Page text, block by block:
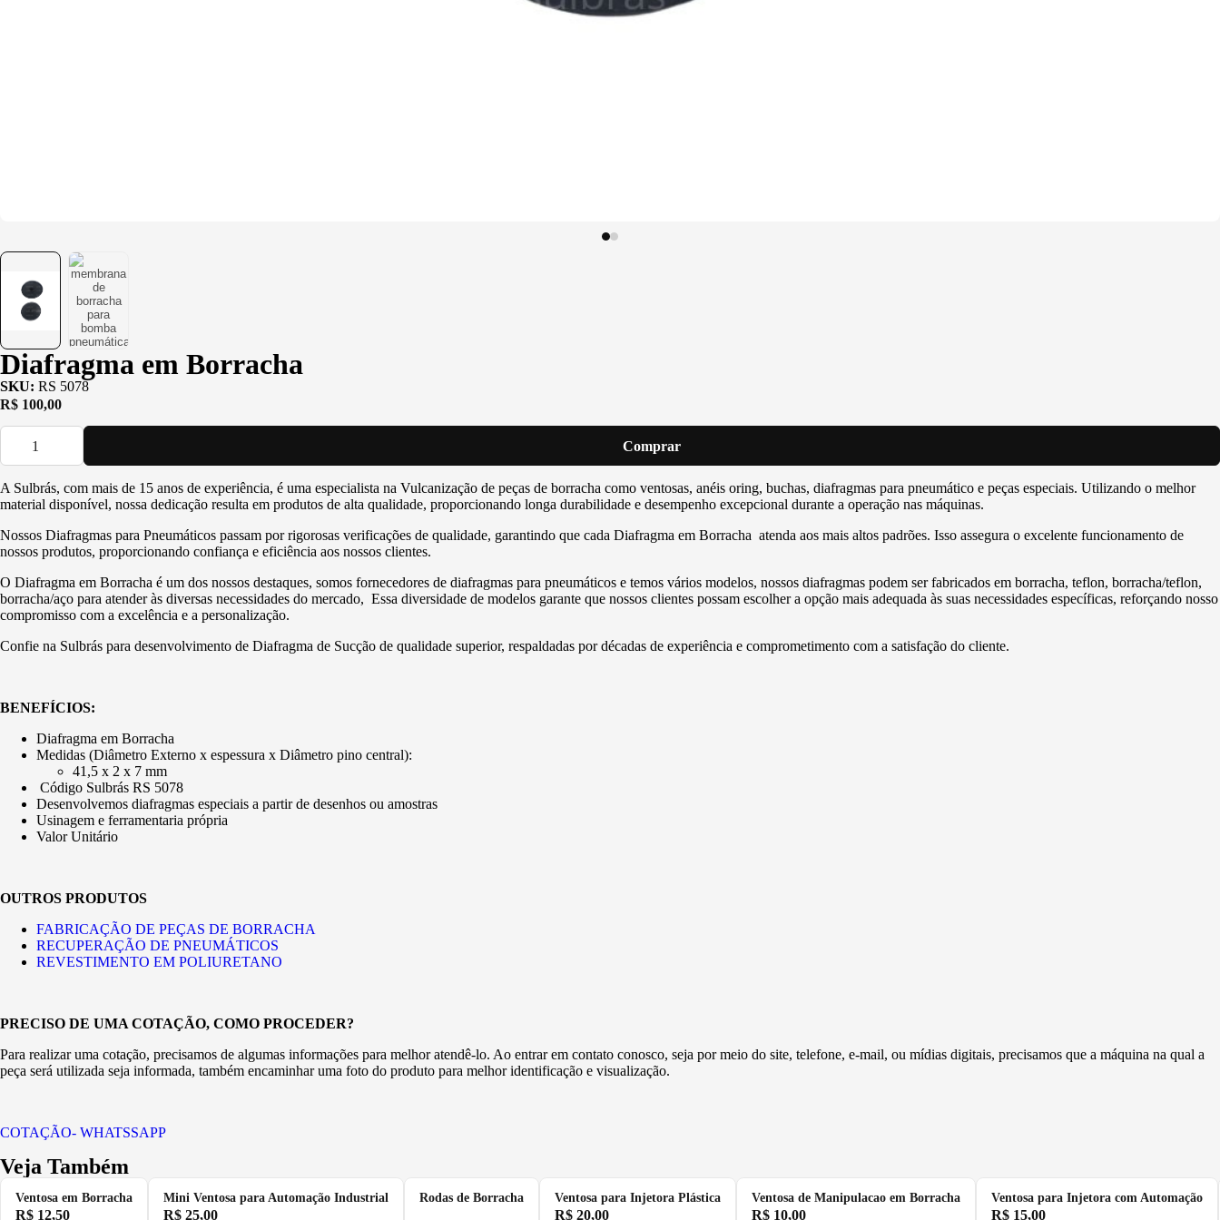
Diafragma em Borracha
SKU: RS 5078
R$ 100,00
Comprar
A Sulbrás, com mais de 15 anos de experiência, é uma especialista na Vulcanização de peças de borracha como ventosas, anéis oring, buchas, diafragmas para pneumático e peças especiais. Utilizando o melhor
material disponível, nossa dedicação resulta em produtos de alta qualidade, proporcionando longa durabilidade e desempenho excepcional durante a operação nas máquinas.
Nossos Diafragmas para Pneumáticos passam por rigorosas verificações de qualidade, garantindo que cada Diafragma em Borracha atenda aos mais altos padrões. Isso assegura o excelente funcionamento de
nossos produtos, proporcionando confiança e eficiência aos nossos clientes.
O Diafragma em Borracha é um dos nossos destaques, somos fornecedores de diafragmas para pneumáticos e temos vários modelos, nossos diafragmas podem ser fabricados em borracha, teflon, borracha/teflon,
borracha/aço para atender às diversas necessidades do mercado, Essa diversidade de modelos garante que nossos clientes possam escolher a opção mais adequada às suas necessidades específicas, reforçando nosso
compromisso com a excelência e a personalização.
Confie na Sulbrás para desenvolvimento de Diafragma de Sucção de qualidade superior, respaldadas por décadas de experiência e comprometimento com a satisfação do cliente.
BENEFÍCIOS:
Diafragma em Borracha
Medidas (Diâmetro Externo x espessura x Diâmetro pino central):
41,5 x 2 x 7 mm
Código Sulbrás RS 5078
Desenvolvemos diafragmas especiais a partir de desenhos ou amostras
Usinagem e ferramentaria própria
Valor Unitário
OUTROS PRODUTOS
FABRICAÇÃO DE PEÇAS DE BORRACHA
RECUPERAÇÃO DE PNEUMÁTICOS
REVESTIMENTO EM POLIURETANO
PRECISO DE UMA COTAÇÃO, COMO PROCEDER?
Para realizar uma cotação, precisamos de algumas informações para melhor atendê-lo. Ao entrar em contato conosco, seja por meio do site, telefone, e-mail, ou mídias digitais, precisamos que a máquina na qual a
peça será utilizada seja informada, também encaminhar uma foto do produto para melhor identificação e visualização.
COTAÇÃO- WHATSSAPP
Veja Também
Ventosa em Borracha
R$ 12,50
Mini Ventosa para Automação Industrial
R$ 25,00
Rodas de Borracha Ventosa para Injetora Plástica
R$ 20,00
Ventosa de Manipulacao em Borracha
R$ 10,00
Ventosa para Injetora com Automação
R$ 15,00